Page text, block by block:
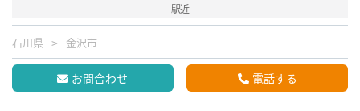
駅近
石川県 金沢市
お問合わせ 電話する